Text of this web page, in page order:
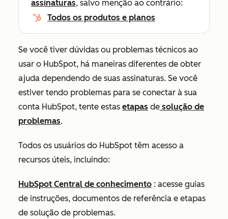
assinaturas, salvo menção ao contrário:
Todos os produtos e planos
Se você tiver dúvidas ou problemas técnicos ao
usar o HubSpot, há maneiras diferentes de obter
ajuda dependendo de suas assinaturas. Se você
estiver tendo problemas para se conectar à sua
conta HubSpot, tente estas etapas de solução de
problemas.
Todos os usuários do HubSpot têm acesso a
recursos úteis, incluindo:
HubSpot Central de conhecimento : acesse guias
de instruções, documentos de referência e etapas
de solução de problemas.